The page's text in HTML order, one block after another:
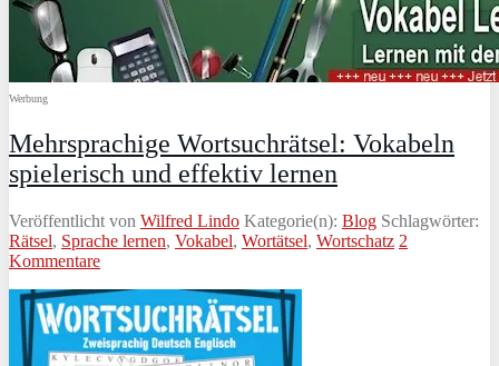
Werbung
Mehrsprachige Wortsuchrätsel: Vokabeln
spielerisch und effektiv lernen
Veröffentlicht von Wilfred Lindo Kategorie(n): Blog Schlagwörter:
Rätsel, Sprache lernen, Vokabel, Wortätsel, Wortschatz 2
Kommentare